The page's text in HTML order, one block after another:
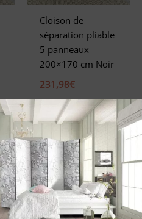
Cloison de
séparation pliable
5 panneaux
200×170 cm Noir
231,98€